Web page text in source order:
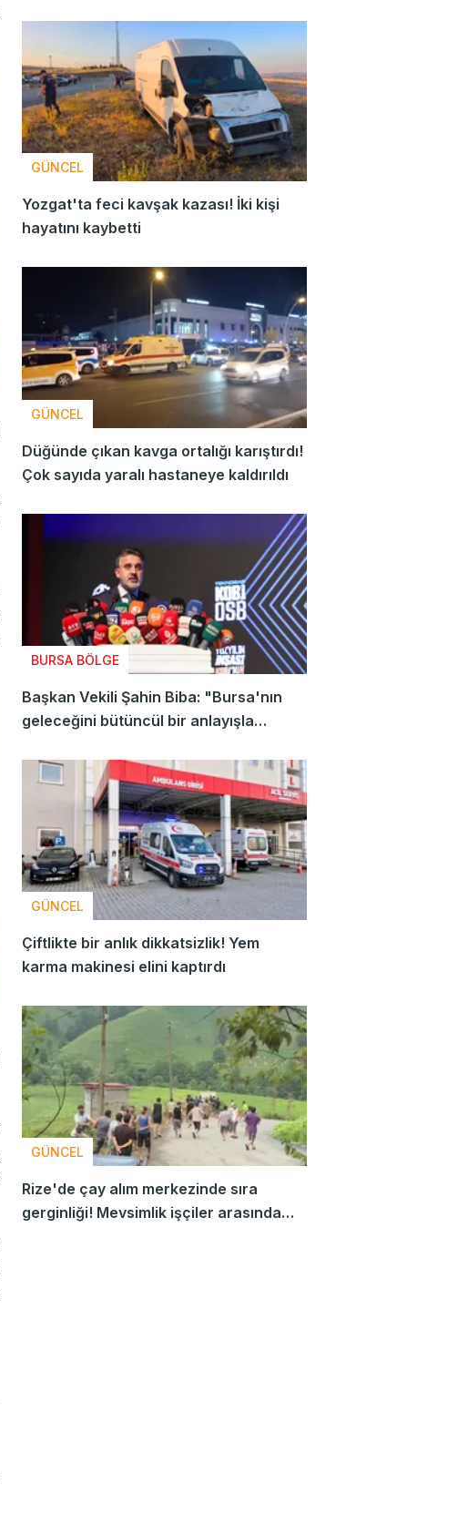
GÜNCEL
Yozgat'ta feci kavşak kazası! İki kişi
hayatını kaybetti
GÜNCEL
Düğünde çıkan kavga ortalığı karıştırdı!
Çok sayıda yaralı hastaneye kaldırıldı
BURSA BÖLGE
Başkan Vekili Şahin Biba: "Bursa'nın
geleceğini bütüncül bir anlayışla
GÜNCEL
Çiftlikte bir anlık dikkatsizlik! Yem
karma makinesi elini kaptırdı
GÜNCEL
Rize'de çay alım merkezinde sıra
gerginliği! Mevsimlik işçiler arasında